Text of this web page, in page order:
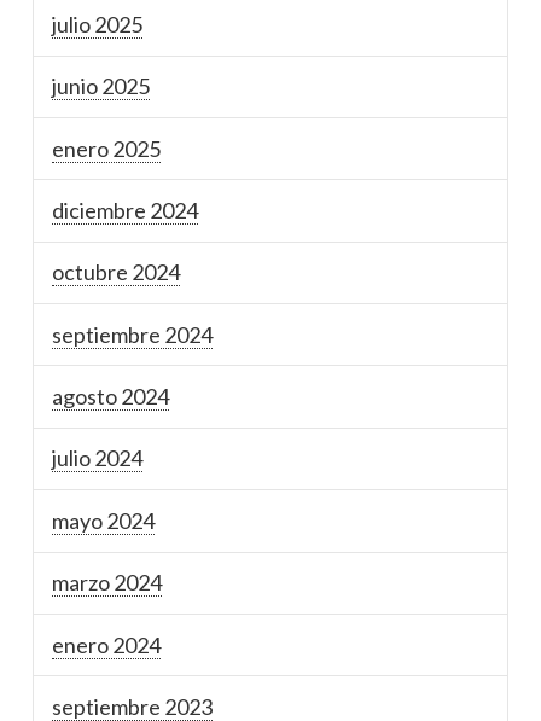
julio 2025
junio 2025
enero 2025
diciembre 2024
octubre 2024
septiembre 2024
agosto 2024
julio 2024
mayo 2024
marzo 2024
enero 2024
septiembre 2023